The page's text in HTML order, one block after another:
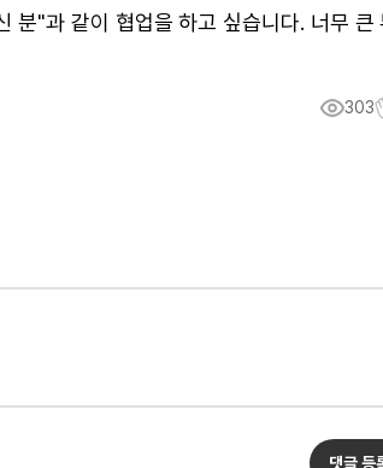
분"과 같이 협업을 하고 싶습니다. 너무 큰
303
댓글 등